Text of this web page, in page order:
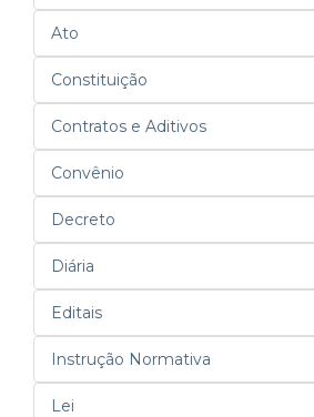
Ato
Constituição
Contratos e Aditivos
Convênio
Decreto
Diária
Editais
Instrução Normativa
Lei